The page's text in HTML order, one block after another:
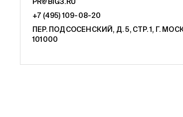
+7 (495) 109-08-20
ПЕР. ПОДСОСЕНСКИЙ, Д. 5, СТР. 1, Г.
101000